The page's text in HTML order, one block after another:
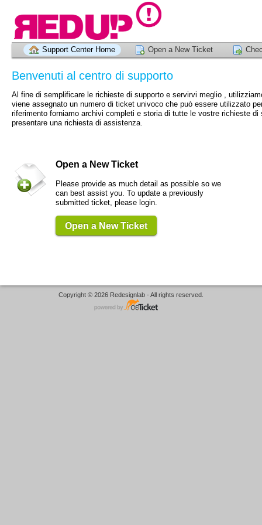
Support Center Home Open a New Ticket
Benvenuti al centro di supporto
Al fine di semplificare le richieste di supporto e servirvi meglio ,
viene assegnato un numero di ticket univoco che può essere utilizzato
riferimento forniamo archivi completi e storia di tutte le vostre richieste
presentare una richiesta di assistenza.
Open a New Ticket
Please provide as much detail as possible so we
can best assist you. To update a previously
submitted ticket, please login.
Open a New Ticket
Copyright © 2026 Redesignlab - All rights reserved.